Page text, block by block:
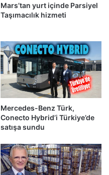
Mars’tan yurt içinde Parsiyel
Taşımacılık hizmeti
Mercedes-Benz Türk,
Conecto Hybrid’i Türkiye’de
satışa sundu